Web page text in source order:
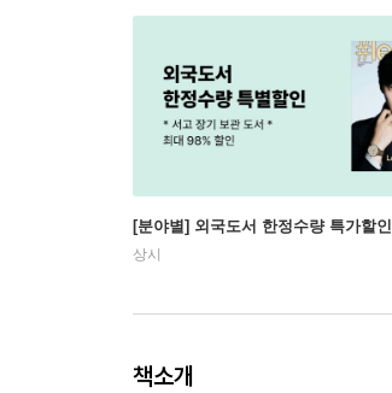
[분야별] 외국도서 한정수량 특가할인
상시
책소개